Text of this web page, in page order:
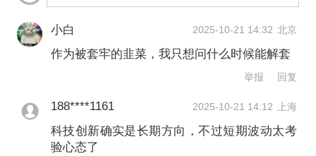
小白 2025-10-21 14:32 北京
作为被套牢的韭菜，我只想问什么时候能解套
举报 回复
188****1161 2025-10-21 14:12 上海
科技创新确实是长期方向，不过短期波动太考
验心态了